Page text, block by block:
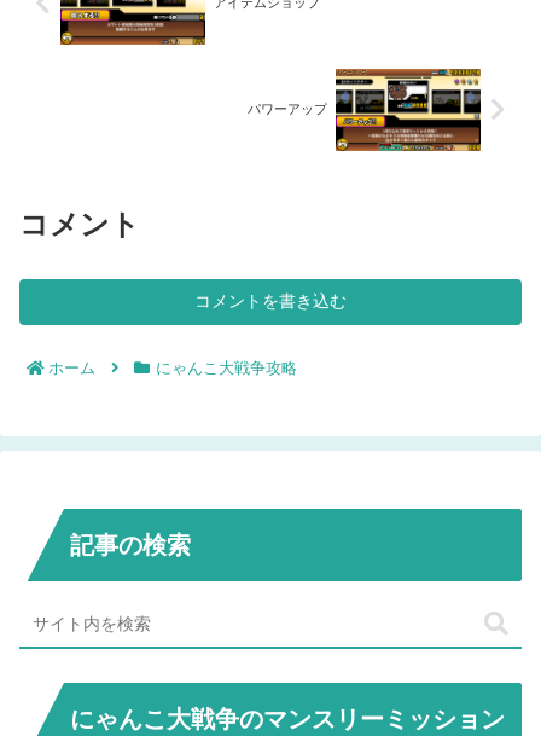
アイテムショップ
パワーアップ
コメント
コメントを書き込む
ホーム にゃんこ大戦争攻略
記事の検索
にゃんこ大戦争のマンスリーミッション